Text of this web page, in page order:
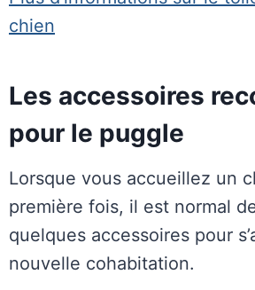
chien
Les accessoires
pour le puggle
Lorsque vous accueillez un
première fois, il est normal
quelques accessoires pour
nouvelle cohabitation.